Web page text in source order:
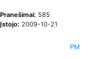
Pranešimai: 585
Įstojo: 2009-10-21
PM